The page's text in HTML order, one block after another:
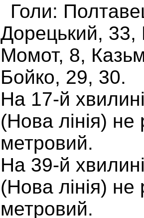
Голи:
Дорецький, 33,
Момот, 8,
Бойко, 29, 30.
На 17-й
(Нова лінія) не
метровий.
На 39-й
(Нова лінія) не
метровий.